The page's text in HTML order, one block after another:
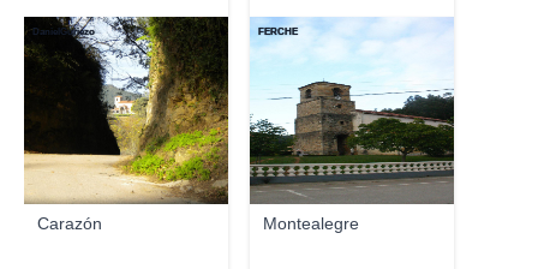
Carazón
DanielGuriezo
Montealegre
FERCHE